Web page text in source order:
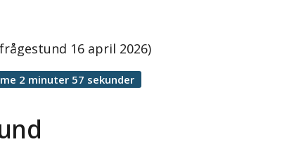
16 april 2026)
2 minuter 57 sekunder